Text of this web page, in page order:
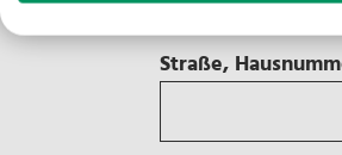
Straße,